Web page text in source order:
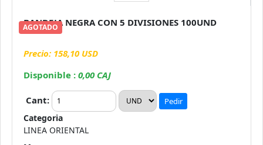
BANDEJA NEGRA CON 5 DIVISIONES 100UND
Precio: 158,10 USD
Disponible : 0,00 CAJ
AGOTADO
Cant: Pedir
Categoria
LINEA ORIENTAL